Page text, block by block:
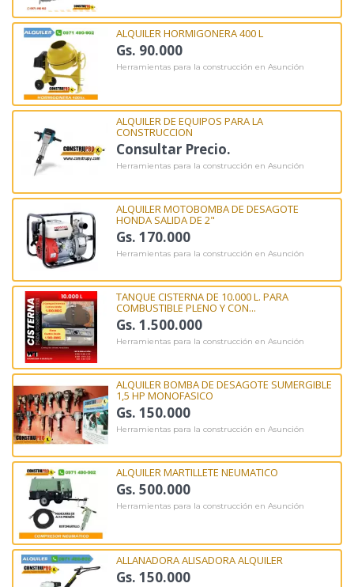
ALQUILER HORMIGONERA 400 L
Gs. 90.000
Herramientas para la construcción en Asunción
ALQUILER DE EQUIPOS PARA LA
CONSTRUCCION
Consultar Precio.
Herramientas para la construcción en Asunción
ALQUILER MOTOBOMBA DE DESAGOTE
HONDA SALIDA DE 2"
Gs. 170.000
Herramientas para la construcción en Asunción
TANQUE CISTERNA DE 10.000 L. PARA
COMBUSTIBLE PLENO Y CON...
Gs. 1.500.000
Herramientas para la construcción en Asunción
ALQUILER BOMBA DE DESAGOTE SUMERGIBLE
1,5 HP MONOFASICO
Gs. 150.000
Herramientas para la construcción en Asunción
ALQUILER MARTILLETE NEUMATICO
Gs. 500.000
Herramientas para la construcción en Asunción
ALLANADORA ALISADORA ALQUILER
Gs. 150.000